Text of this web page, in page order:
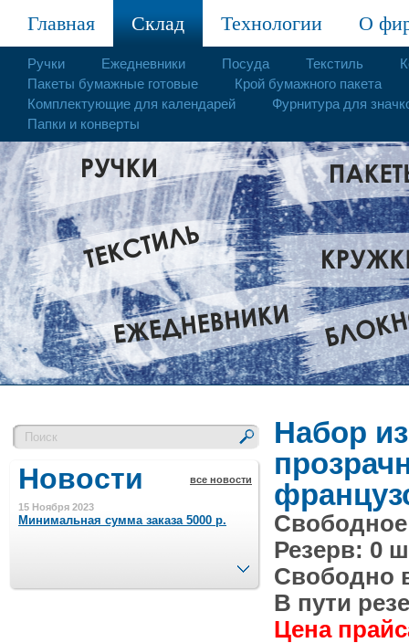
Главная Склад Технологии О
Ручки Ежедневники Посуда Текстиль
Пакеты бумажные готовые
Крой бумажного пакета
Комплектующие для календарей
Фурнитура для
Папки и конверты
Новости все новости
15 Ноября 2023
Минимальная сумма заказа 5000 р.
Шляпные коробочки производим
След.
Набор
Свободное
Резерв: 0
Свободно
В пути
Цена